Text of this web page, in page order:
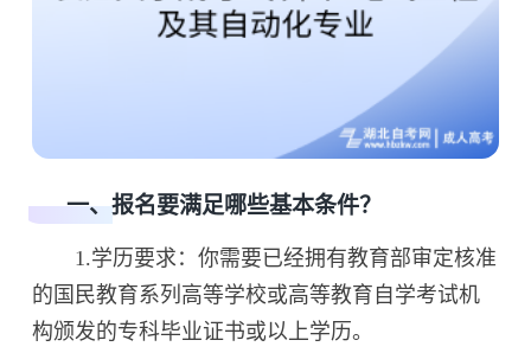
一、报名要满足哪些基本条件？
1.学历要求：你需要已经拥有教育部审定核准
的国民教育系列高等学校或高等教育自学考试机
构颁发的专科毕业证书或以上学历。